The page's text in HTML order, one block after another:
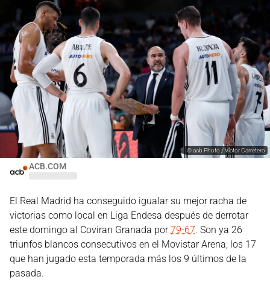
ACB.COM
©acb Photo / Víctor Carretero
El Real Madrid ha conseguido igualar su mejor racha de
victorias como local en Liga Endesa después de derrotar
este domingo al Coviran Granada por79-67. Son ya 26
triunfos blancos consecutivos en el Movistar Arena; los 17
que han jugado esta temporada más los 9 últimos de la
pasada.